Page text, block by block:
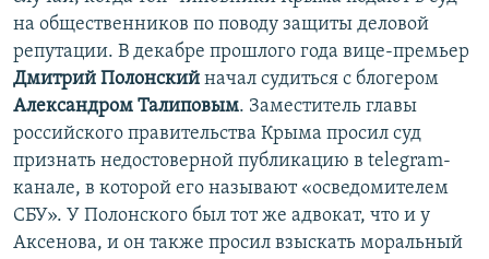
на общественников по поводу защиты деловой
репутации. В декабре прошлого года вице-премьер
Дмитрий Полонский начал судиться с блогером
Александром Талиповым. Заместитель главы
российского правительства Крыма просил суд
признать недостоверной публикацию в telegram-
канале, в которой его называют «осведомителем
СБУ». У Полонского был тот же адвокат, что и у
Аксенова, и он также просил взыскать моральный